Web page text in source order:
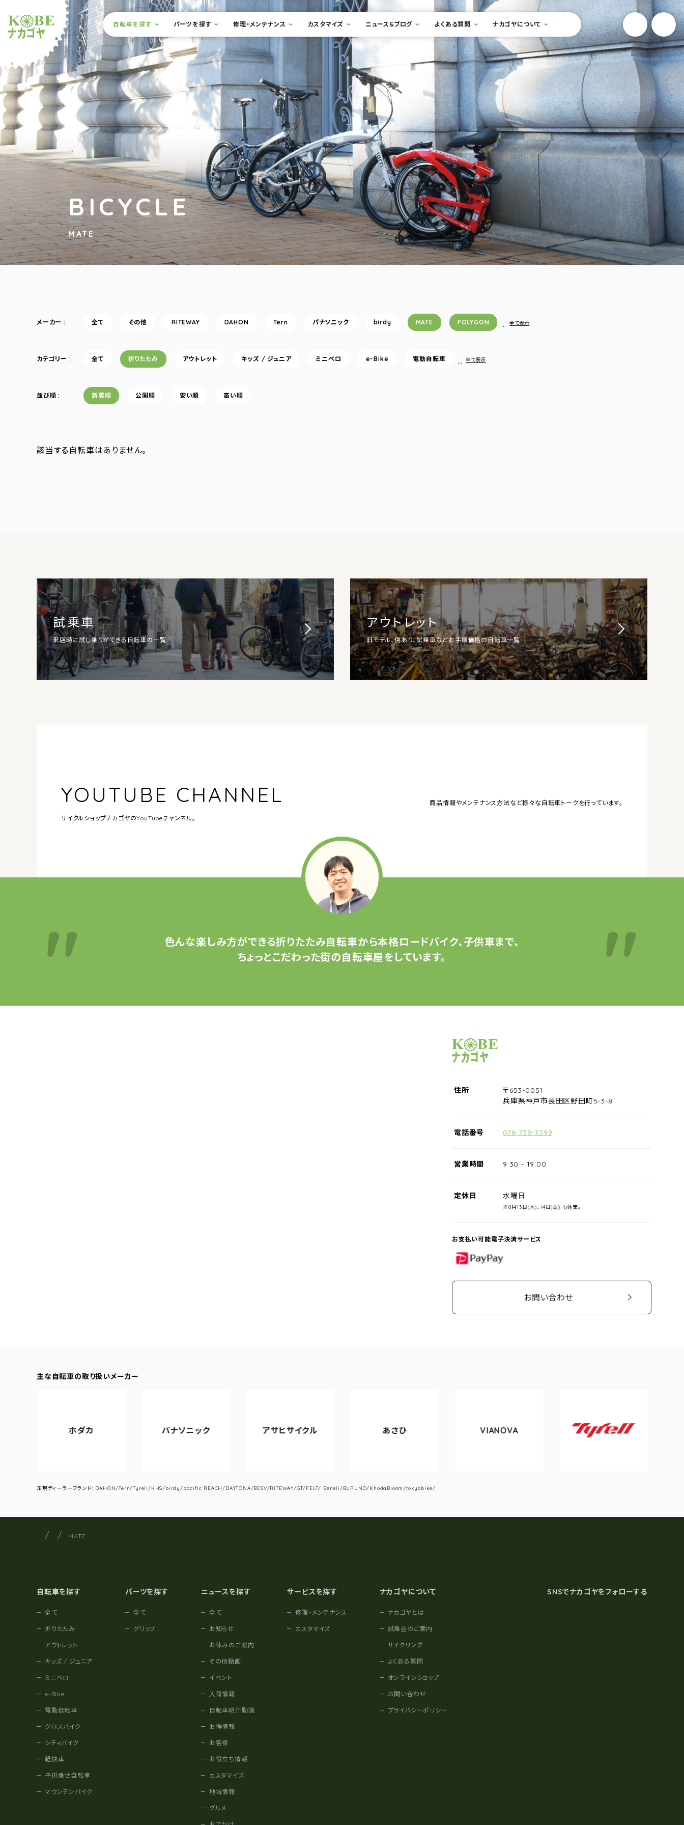
ショップナカゴヤ
サイト内メニュー
本文までスキップ
自転車を探す パーツを探す 修理・メンテナンス カスタマイズ ニュース&ブログ よくある質問 ナカゴヤについて 検索フォームを開閉する YouTube
BICYCLE
MATE
メーカー 全て その他 RITEWAY DAHON Tern パナソニック birdy MATE POLYGON … 全て表示
カテゴリー 全て 折りたたみ アウトレット キッズ / ジュニア ミニベロ e-Bike 電動自転車 … 全て表示
並び順 新着順 公開順 安い順 高い順
該当する自転車はありません。
試乗車
来店時に試し乗りができる自転車の一覧
アウトレット
旧モデル、傷あり、試乗車などお手頃価格の自転車一覧
YOUTUBE CHANNEL
サイクルショップナカゴヤのYouTubeチャンネル。
商品情報やメンテナンス方法など様々な自転車トークを行っています。
色んな楽しみ方ができる折りたたみ自転車から本格ロードバイク、子供車まで、
ちょっとこだわった街の自転車屋をしています。
サイクルショップナカゴヤ
住所
〒653-0051
兵庫県神戸市長田区野田町5-3-8
電話番号 078-739-3399
営業時間 9:30 - 19:00
定休日 水曜日
※8月13日(木)、14日(金) も休業。
お支払い可能電子決済サービス
PayPay
お問い合わせ
主な自転車の取り扱いメーカー
ホダカ パナソニック アサヒサイクル あさひ VIANOVA
Tyrell
正規ディーラーブランド: DAHON/Tern/Tyrell/KHS/birdy/pacific REACH/DAYTONA/BESV/RITEWAY/GT/FELT/ Beneli/BURUNO/KhodaBloom/tokyobike/
サイト内の現在地
サイクルショップナカゴヤ
MATE
自転車を探す
全て
折りたたみ
アウトレット
キッズ / ジュニア
ミニベロ
e-Bike
電動自転車
クロスバイク
シティバイク
軽快車
子供乗せ自転車
マウンテンバイク
パーツを探す
全て
グリップ
ニュースを探す
全て
お知らせ
お休みのご案内
その他動画
イベント
入荷情報
自転車紹介動画
お得情報
お客様
お役立ち情報
カスタマイズ
地域情報
グルメ
サービスを探す
修理・メンテナンス
カスタマイズ
ナカゴヤについて
ナカゴヤとは
試乗会のご案内
サイクリング
よくある質問
オンラインショップ
お問い合わせ
プライバシーポリシー
SNSでナカゴヤをフォローする